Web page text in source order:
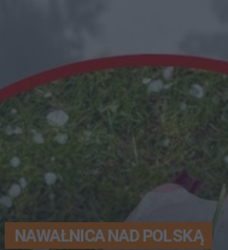
NAWAŁNICA NAD POLSKĄ